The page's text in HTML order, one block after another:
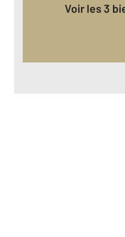
Voir les 3 biens correspondant à votre